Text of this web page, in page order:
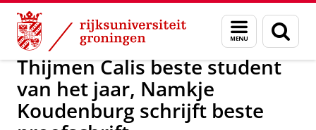
Skip
Content
Skip
Navigation
Menu
en
zoeken
Over ons Actueel Nieuws Nieuwsberichten
Thijmen Calis beste student
van het jaar, Namkje
Koudenburg schrijft beste